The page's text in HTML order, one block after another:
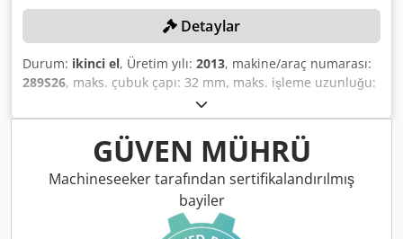
Detaylar
Durum: ikinci el, Üretim yılı: 2013, makine/araç numarası:
289S26, maks. çubuk çapı: 32 mm, maks. işleme uzunluğu:
250 mm, kontrol ünitesi: FANUC Series 160i-TB, taşıma
bandı: ERUTE, sol taraftaki çubuk yükleme magazini: FMB
Turbo 3-36, seri numarası: 53-262361 / 1117340, filtre
ünitesi, yüksek basınçlı sistem: MÜLLER combiloop CL3G,
seri numarası: CL3459, talaş taşıma sistemi ile, soğutma
sistemi ile, aletler hariç. Djdpfx Ajzqy Tceblekr
GÜVEN MÜHRÜ
Machineseeker tarafından sertifikalandırılmış
bayiler